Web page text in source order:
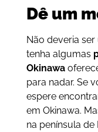
Dê um
Não deveria
tenha algumas
Okinawa
para nadar. Se
espere
em Okinawa.
na península